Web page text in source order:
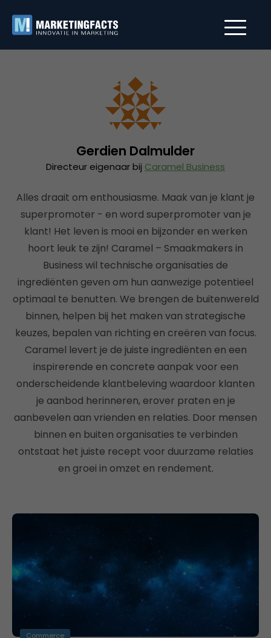
Gerdien Dalmulder
Directeur eigenaar bij Caramel Business
Alles draait om enthousiasme. Maak van je klant je
superpromoter - en word superpromoter van je
klant! Het leven is mooi en bijzonder en werken
hoort leuk te zijn! Caramel – Smaakmakers in
Business wil technische organisaties de
ingrediënten geven om hun aanwezige potentieel
optimaal te benutten. We brengen de buitenwereld
binnen, helpen bij het maken van strategische
keuzes, bepalen van richting en creëren van focus.
Caramel levert je de juiste ingrediënten en een
inspirerende en concrete aanpak voor een
onderscheidende klantbeleving waardoor klanten
je aanbod herinneren, erover praten en je
aanbevelen aan vrienden en relaties. Door mensen
binnen en buiten organisaties te verbinden
ontstaat het juiste recept voor duurzame relaties
en groei in omzet en rendement.
Commerce